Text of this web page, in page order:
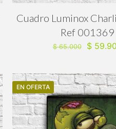
Cuadro Luminox
Ref 001369
$65.000
El
era:
$
$
EN OFERTA